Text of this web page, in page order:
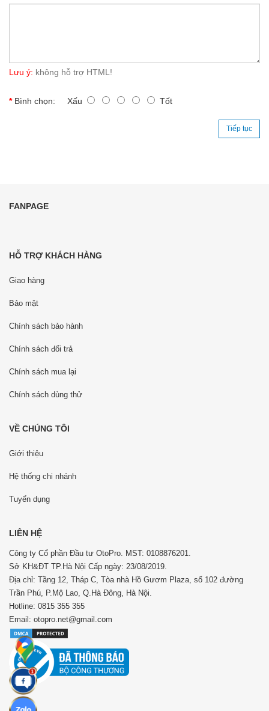
Lưu ý: không hỗ trợ HTML!
Bình chọn: Xấu Tốt
Tiếp tục
FANPAGE
HỖ TRỢ KHÁCH HÀNG
Giao hàng
Bảo mật
Chính sách bảo hành
Chính sách đổi trả
Chính sách mua lại
Chính sách dùng thử
VỀ CHÚNG TÔI
Giới thiệu
Hệ thống chi nhánh
Tuyển dụng
LIÊN HỆ
Công ty Cổ phần Đầu tư OtoPro. MST: 0108876201.
Sở KH&ĐT TP.Hà Nội Cấp ngày: 23/08/2019.
Địa chỉ: Tầng 12, Tháp C, Tòa nhà Hồ Gươm Plaza, số 102 đường
Trần Phú, P.Mộ Lao, Q.Hà Đông, Hà Nội.
Hotline: 0815 355 355
Email: otopro.net@gmail.com